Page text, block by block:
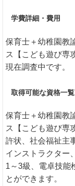
学費詳細・費用
保育士＋幼稚園教
ス【こども遊び専
現在調査中です。
取得可能な資格一覧
保育士＋幼稚園教
ス【こども遊び専
許状、社会福祉主
インストラクター
1～3級、電卓技能
とができます。